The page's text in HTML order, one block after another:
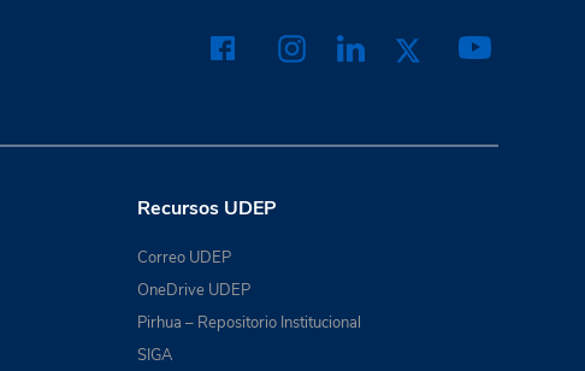
Recursos UDEP
Correo UDEP
OneDrive UDEP
Pirhua – Repositorio Institucional
SIGA